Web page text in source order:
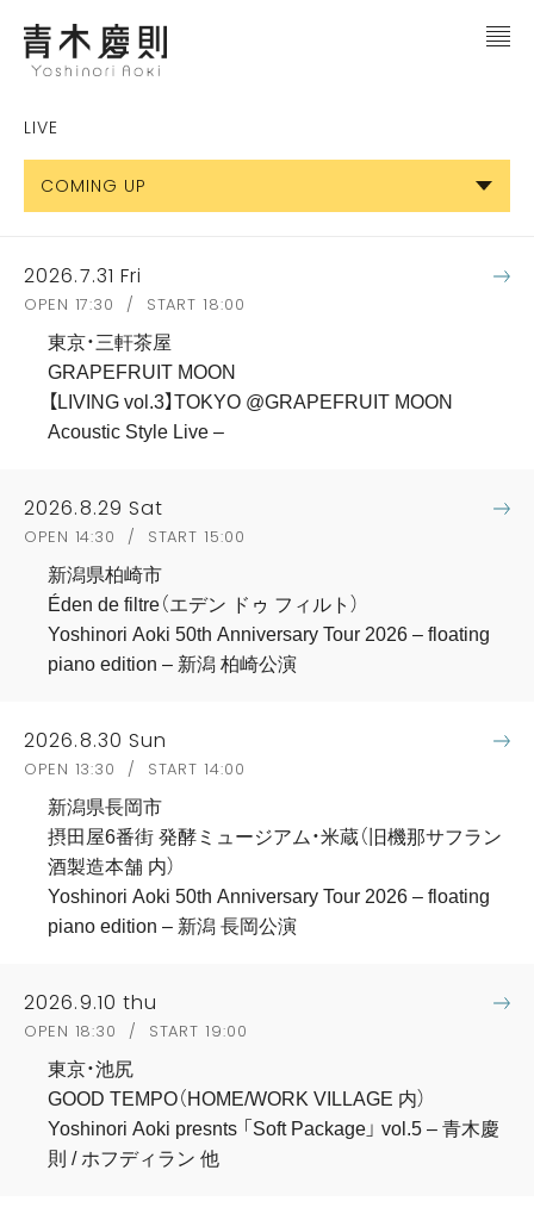
LIVE
COMING UP
2026.7.31 Fri
OPEN 17:30 / START 18:00
東京・三軒茶屋
GRAPEFRUIT MOON
【LIVING vol.3】TOKYO @GRAPEFRUIT MOON
Acoustic Style Live –
2026.8.29 Sat
OPEN 14:30 / START 15:00
新潟県柏崎市
Éden de filtre（エデン ドゥ フィルト）
Yoshinori Aoki 50th Anniversary Tour 2026 – floating
piano edition – 新潟 柏崎公演
2026.8.30 Sun
OPEN 13:30 / START 14:00
新潟県長岡市
摂田屋6番街 発酵ミュージアム・米蔵（旧機那サフラン
酒製造本舗 内）
Yoshinori Aoki 50th Anniversary Tour 2026 – floating
piano edition – 新潟 長岡公演
2026.9.10 thu
OPEN 18:30 / START 19:00
東京・池尻
GOOD TEMPO（HOME/WORK VILLAGE 内）
Yoshinori Aoki presnts 「Soft Package」 vol.5 – 青木慶
則 / ホフディラン 他